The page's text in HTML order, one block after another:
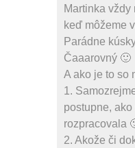
Martinka vždy
keď môžeme
Parádne
Čaaarovný 🙂
A ako je to so
1.
postupne,
rozpracovala
2. Akože či